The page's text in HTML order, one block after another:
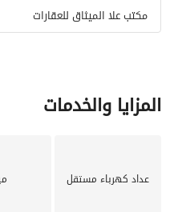
مكتب علا الميثاق للعقارات
المزايا والخدمات
عداد كهرباء مستقل